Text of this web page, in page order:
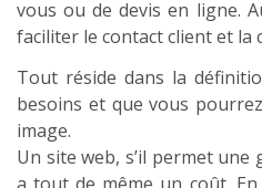
vous ou de devis en ligne.
faciliter le contact client et la
Tout réside dans la
besoins et que vous
image.
Un site web, s’il permet